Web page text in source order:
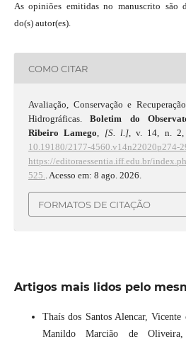
As opiniões emitidas no manuscrito são
do(s) autor(es).
COMO CITAR
Avaliação, Conservação e
Hidrográficas.Boletim do
Ribeiro Lamego, [S. l.], v. 14, n. 2,
10.19180/2177-4560.v14n22020p274-
https://editoraessentia.iff.edu.br/
525.. Acesso em: 8 ago. 2026.
FORMATOS DE CITAÇÃO
Artigos mais lidos pelo
Thaís dos Santos Alencar,
Manildo Marcião de Oliveira,